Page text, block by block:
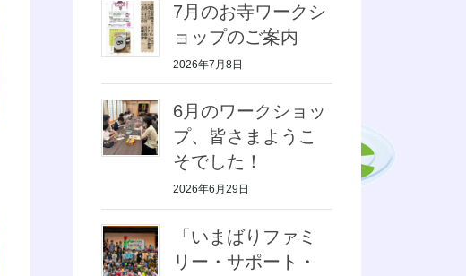
7月のお寺ワークシ
ョップのご案内
2026年7月8日
6月のワークショッ
プ、皆さまようこ
そでした！
2026年6月29日
「いまばりファミ
リー・サポート・